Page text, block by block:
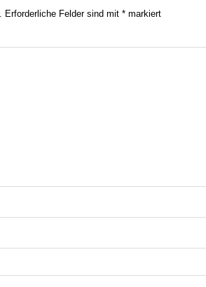
Erforderliche Felder sind mit * markiert